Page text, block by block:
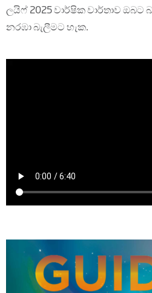
ලයිෆ් 2025 වාර්ෂික වාර්තාව
නරඹා බැලීමට හැක.